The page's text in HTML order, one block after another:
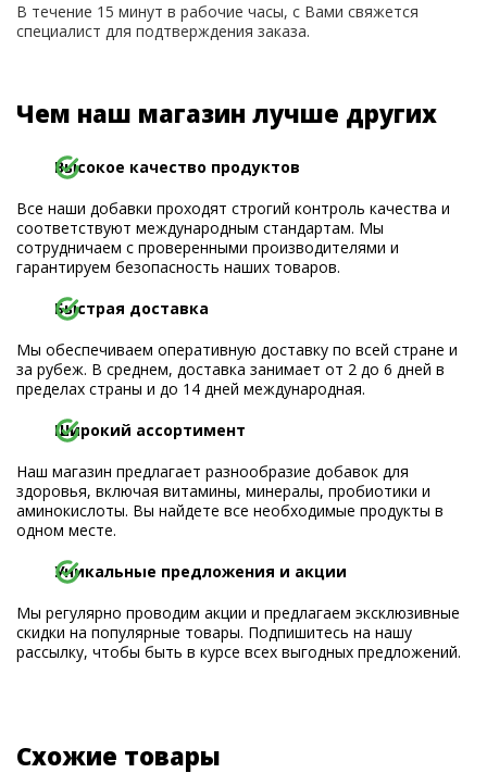
В течение 15 минут в рабочие часы, с Вами свяжется
специалист для подтверждения заказа.
Чем наш магазин лучше других
Высокое качество продуктов
Все наши добавки проходят строгий контроль качества и
соответствуют международным стандартам. Мы
сотрудничаем с проверенными производителями и
гарантируем безопасность наших товаров.
Быстрая доставка
Мы обеспечиваем оперативную доставку по всей стране и
за рубеж. В среднем, доставка занимает от 2 до 6 дней в
пределах страны и до 14 дней международная.
Широкий ассортимент
Наш магазин предлагает разнообразие добавок для
здоровья, включая витамины, минералы, пробиотики и
аминокислоты. Вы найдете все необходимые продукты в
одном месте.
Уникальные предложения и акции
Мы регулярно проводим акции и предлагаем эксклюзивные
скидки на популярные товары. Подпишитесь на нашу
рассылку, чтобы быть в курсе всех выгодных предложений.
Схожие товары